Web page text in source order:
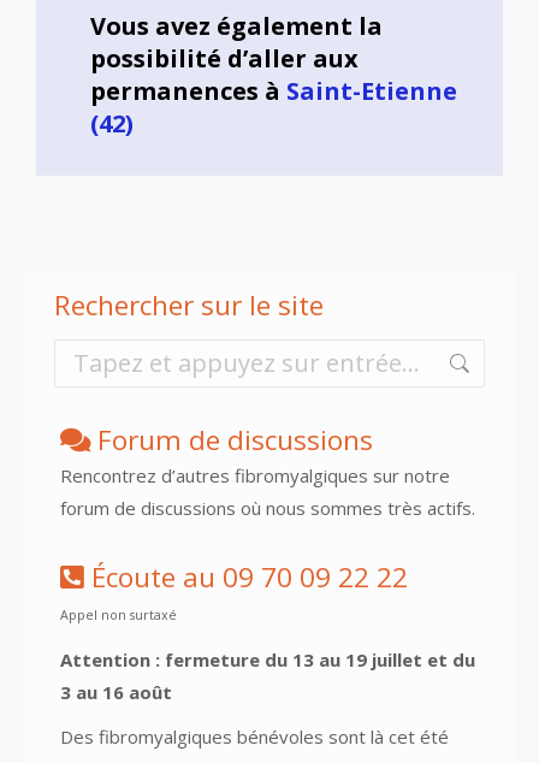
Vous avez également la
possibilité d’aller aux
permanences à Saint-Etienne
(42)
Rechercher sur le site
Forum de discussions
Rencontrez d’autres fibromyalgiques sur notre
forum de discussions où nous sommes très actifs.
Écoute au 09 70 09 22 22
Appel non surtaxé
Attention : fermeture du 13 au 19 juillet et du
3 au 16 août
Des fibromyalgiques bénévoles sont là cet été